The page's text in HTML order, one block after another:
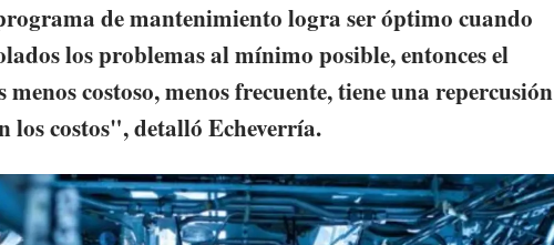
de mantenimiento logra ser óptimo cuando
los problemas al mínimo posible, entonces el
menos costoso, menos frecuente, tiene una repercusión
los costos", detalló Echeverría.